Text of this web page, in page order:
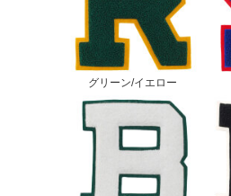
グリーン/イエロー